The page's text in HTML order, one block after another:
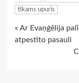
tīkams upuris
Continue
« Ar Evaņģēlija
atpestīto pasauli